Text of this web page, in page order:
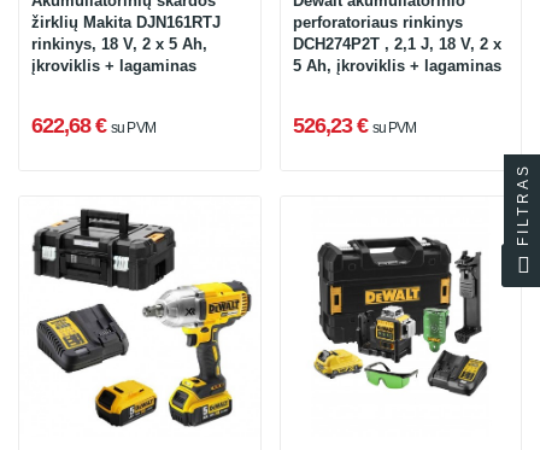
žirklių Makita DJN161RTJ
rinkinys, 18 V, 2 x 5 Ah,
įkroviklis + lagaminas
622,68 € su PVM
perforatoriaus rinkinys
DCH274P2T , 2,1 J, 18 V, 2 x
5 Ah, įkroviklis + lagaminas
526,23 € su PVM
FILTRAS